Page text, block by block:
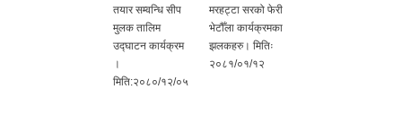
तयार सम्वन्धि सीप
मुलक तालिम
उद्घाटन कार्यक्रम
।
मिति:२०८०/१२/०५
मरहट्टा सरको फेरी
भेटौँला कार्यक्रमका
झलकहरु। मितिः
२०८१/०१/१२